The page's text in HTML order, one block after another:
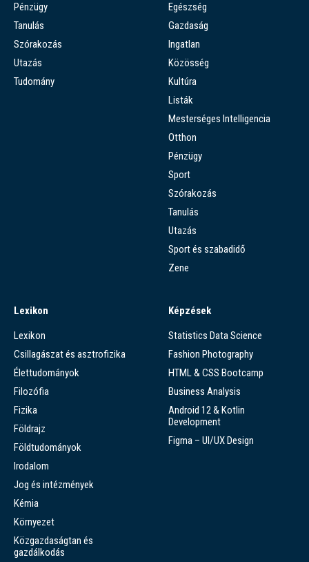
Pénzügy
Tanulás
Szórakozás
Utazás
Tudomány
Egészség
Gazdaság
Ingatlan
Közösség
Kultúra
Listák
Mesterséges Intelligencia
Otthon
Pénzügy
Sport
Szórakozás
Tanulás
Utazás
Sport és szabadidő
Zene
Lexikon
Lexikon
Csillagászat és asztrofizika
Élettudományok
Filozófia
Fizika
Földrajz
Földtudományok
Irodalom
Jog és intézmények
Kémia
Környezet
Közgazdaságtan és
gazdálkodás
Képzések
Statistics Data Science
Fashion Photography
HTML & CSS Bootcamp
Business Analysis
Android 12 & Kotlin
Development
Figma – UI/UX Design